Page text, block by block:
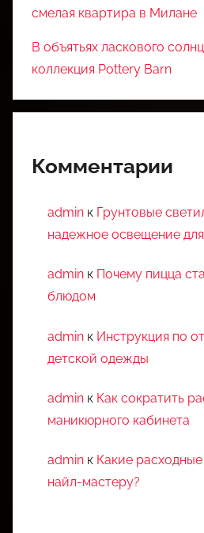
смелая квартира в Милане
В объятьях ласкового
коллекция Pottery Barn
Комментарии
admin к Грунтовые
надежное освещение
admin к Почему пицца
блюдом
admin к Инструкция по
детской одежды
admin к Как сократить
маникюрного кабинета
admin к Какие
найл-мастеру?